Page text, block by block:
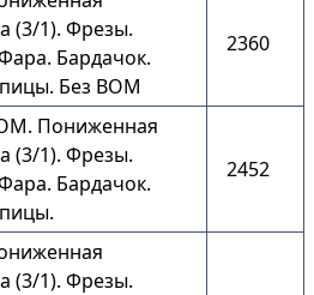
(3/1). Фрезы.
Бардачок.
Без ВОМ
2360
Пониженная
(3/1). Фрезы.
Бардачок.
2452
(3/1). Фрезы.